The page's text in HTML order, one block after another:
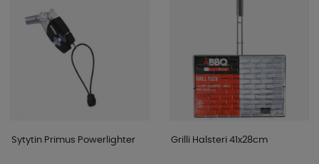
Sytytin Primus Powerlighter Grilli Halsteri 41x28cm